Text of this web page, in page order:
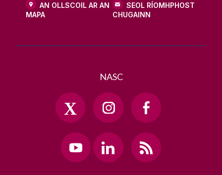
AN OLLSCOIL AR AN
MAPA
SEOL RÍOMHPHOST
CHUGAINN
NASC